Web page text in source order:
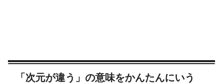
「次元が違う」の意味をかんたんにいう